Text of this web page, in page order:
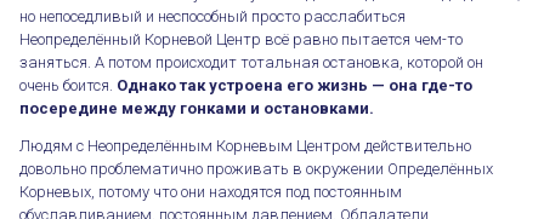
но непоседливый и неспособный просто расслабиться
Неопределённый Корневой Центр всё равно пытается чем-то
заняться. А потом происходит тотальная остановка, которой он
очень боится. Однако так устроена его жизнь — она где-то
посередине между гонками и остановками.
Людям с Неопределённым Корневым Центром действительно
довольно проблематично проживать в окружении Определённых
Корневых, потому что они находятся под постоянным
обуславливанием, постоянным давлением. Обладатели